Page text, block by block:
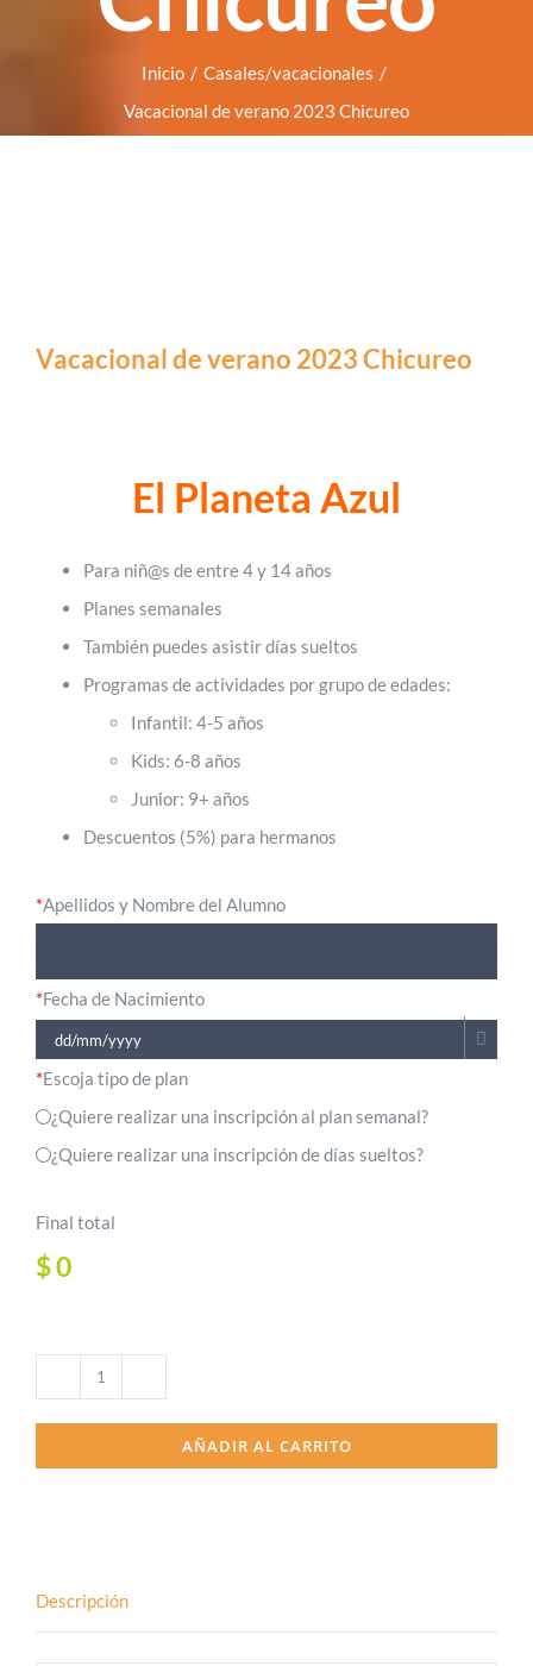
Inicio / Casales/vacacionales /
Vacacional de verano 2023 Chicureo
Vacacional de verano 2023 Chicureo
El Planeta Azul
Para niñ@s de entre 4 y 14 años
Planes semanales
También puedes asistir días sueltos
Programas de actividades por grupo de edades:
Infantil: 4-5 años
Kids: 6-8 años
Junior: 9+ años
Descuentos (5%) para hermanos
*Apellidos y Nombre del Alumno
*Fecha de Nacimiento
*Escoja tipo de plan
¿Quiere realizar una inscripción al plan semanal?
¿Quiere realizar una inscripción de días sueltos?
Final total
$0
Vacacional
verano
AÑADIR AL CARRITO
Descripción